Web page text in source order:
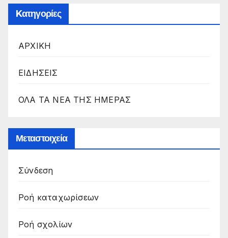
Kατηγορίες
ΑΡΧΙΚΗ
ΕΙΔΗΣΕΙΣ
ΟΛΑ ΤΑ ΝΕΑ ΤΗΣ ΗΜΕΡΑΣ
Μεταστοιχεία
Σύνδεση
Ροή καταχωρίσεων
Ροή σχολίων